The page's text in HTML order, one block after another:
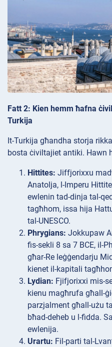
Fatt 2: Kien hemm ħafna
Turkija
It-Turkija għandha storja
bosta ċiviltajiet antiki. Hawn
Hittites: Jiffjorixxu
Anatolja, l-Imperu
ewlenin tad-dinja tal-
tagħhom, issa hija
tal-UNESCO.
Phrygians: Jokkupaw
fis-sekli 8 sa 7 BCE, il-
għar-Re leġġendarju
kienet il-kapitali
Lydian: Fjifjorixxi mis-
kienu magħrufa għall-
parzjalment għall-użu
bħad-deheb u l-fidda.
ewlenija.
Urartu: Fil-parti tal-